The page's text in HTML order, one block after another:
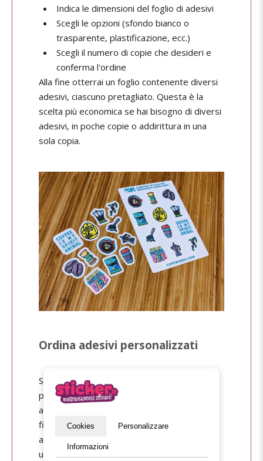
Indica le dimensioni del foglio di adesivi
Scegli le opzioni (sfondo bianco o
trasparente, plastificazione, ecc.)
Scegli il numero di copie che desideri e
conferma l'ordine
Alla fine otterrai un foglio contenente diversi
adesivi, ciascuno pretagliato. Questa è la
scelta più economica se hai bisogno di diversi
adesivi, in poche copie o addirittura in una
sola copia.
Ordina adesivi personalizzati
Su Sticker.it puoi creare il tuo adesivo
personalizzato al 100%. Per stampare un
adesivo, la prima cosa di cui hai bisogno è un
file grafico, cioè ciò che apparirà sul tuo
adesivo, che può essere un indirizzo web,
uno slogan, un logo o una foto.... Se disponi di
Cookies Personalizzare
Informazioni